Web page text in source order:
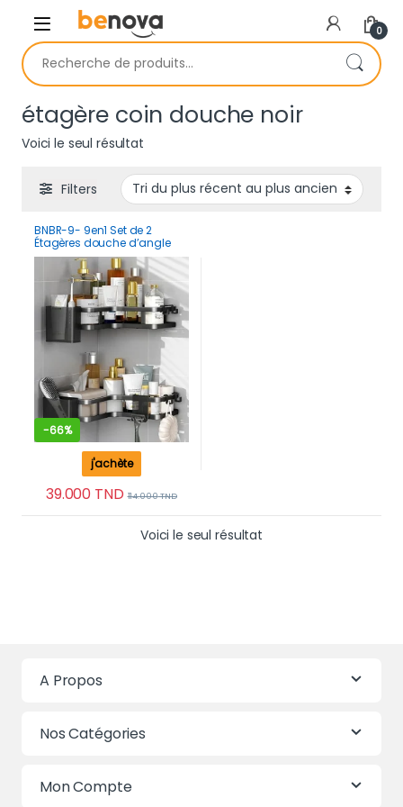
Skip to navigation
Skip to content
0
Recherche pour :
étagère coin douche noir
Voici le seul résultat
Filters
BNBR-9- 9en1 Set de 2
Étagères douche d’angle
sans perçage INOX
rangement salle de bain
-66%
39.000 TND 114.000TND
j'achète
Voici le seul résultat
A Propos
Nos Catégories
Mon Compte